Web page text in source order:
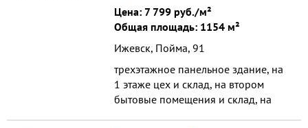
Цена: 7 799 руб./м²
Общая площадь: 1154 м²
Ижевск, Пойма, 91
трехэтажное панельное здание, на
1 этаже цех и склад, на втором
бытовые помещения и склад, на